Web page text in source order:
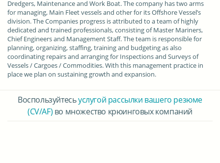
Dredgers, Maintenance and Work Boat. The company has two arms
for managing, Main Fleet vessels and other for its Offshore Vessel’s
division. The Companies progress is attributed to a team of highly
dedicated and trained professionals, consisting of Master Mariners,
Chief Engineers and Management Staff. The team is responsible for
planning, organizing, staffing, training and budgeting as also
coordinating repairs and arranging for Inspections and Surveys of
Vessels / Cargoes / Commodities. With this management practice in
place we plan on sustaining growth and expansion.
Воспользуйтесьуслугой рассылки вашего резюме
(CV/AF) во множество крюинговых компаний